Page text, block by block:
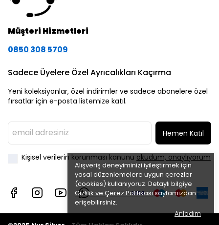
Alışveriş deneyiminizi iyileştirmek için
yasal düzenlemelere uygun çerezler
(cookies) kullanıyoruz. Detaylı bilgiye
Gizlilik ve Çerez Politikasısayfamızdan
erişebilirsiniz.
Anladım
Müşteri Hizmetleri
0850 308 5709
Sadece Üyelere Özel Ayrıcalıkları Kaçırma
Yeni koleksiyonlar, özel indirimler ve sadece abonelere özel
fırsatlar için e-posta listemize katıl.
Hemen Katıl
Kişisel verilerin korunması kanunu okudum, onaylıyorum